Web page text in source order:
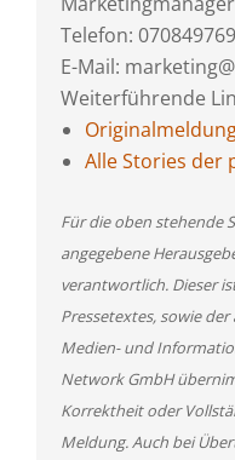
Telefon:
E-Mail:
Weiterführende
Alle Stories der
Für die oben stehende
angegebene
verantwortlich. Dieser
Pressetextes, sowie
Medien- und
Network GmbH
Korrektheit oder
Meldung. Auch bei